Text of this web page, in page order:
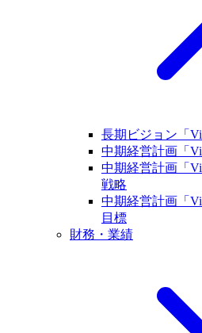
長期ビジョン「
中期経営計画「
中期経営計画「
戦略
中期経営計画「
目標
財務・業績